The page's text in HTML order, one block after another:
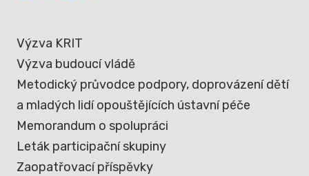
Výzva KRIT
Výzva budoucí vládě
Metodický průvodce podpory, doprovázení dětí
a mladých lidí opouštějících ústavní péče
Memorandum o spolupráci
Leták participační skupiny
Zaopatřovací příspěvky